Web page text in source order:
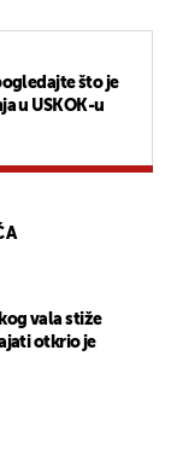
što je
u USKOK-u
vala stiže
otkrio je